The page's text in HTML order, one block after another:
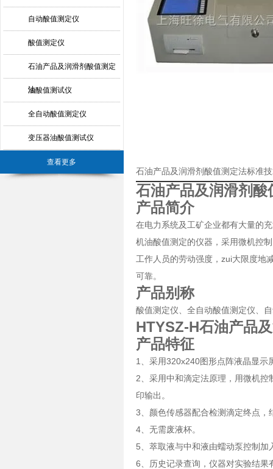
自动酸值测定仪
酸值测定仪
石油产品及润滑剂酸值测定
法
油酸值测试仪
全自动酸值测定仪
变压器油酸值测试仪
查看更多
石油产品及润滑剂酸值测定法标准
石油产品及润滑剂酸
产品简介
在电力系统及工矿企业都有大量的
机油酸值测定的仪器，采用微机控
工作人员的劳动强度，zui大限度地
可靠。
产品别称
酸值测定仪、全自动酸值测定仪、
HTYSZ-H石油产品
产品特征
1、采用320x240图形点阵液晶显示
2、采用中和滴定法原理，用微机
印输出。
3、颜色传感器配合检测滴定终点，
4、无需废液杯。
5、萃取液与中和液由蠕动泵控制加
6、历史记录查询，仪器对实验结